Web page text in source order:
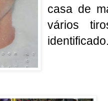
casa de
vários